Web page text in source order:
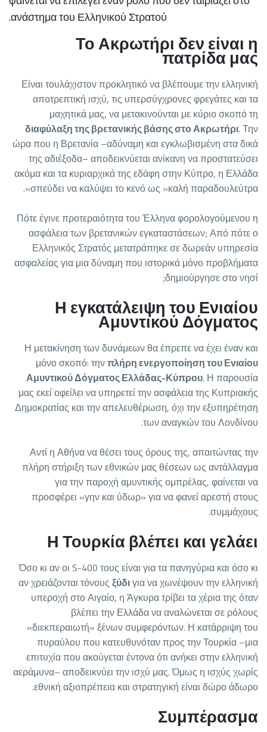
ανάστημα του Ελληνικού Στρατού.
Το Ακρωτήρι δεν είναι η
πατρίδα μας
Είναι τουλάχιστον προκλητικό να βλέπουμε την ελληνική
αποτρεπτική ισχύ, τις υπερσύγχρονες φρεγάτες και τα
μαχητικά μας, να μετακινούνται με κύριο σκοπό τη
διαφύλαξη της βρετανικής βάσης στο Ακρωτήρι. Την
ώρα που η Βρετανία –αδύναμη και εγκλωβισμένη στα δικά
της αδιέξοδα– αποδεικνύεται ανίκανη να προστατεύσει
ακόμα και τα κυριαρχικά της εδάφη στην Κύπρο, η Ελλάδα
σπεύδει να καλύψει το κενό ως «καλή παραδουλεύτρα».
Πότε έγινε προτεραιότητα του Έλληνα φορολογούμενου η
ασφάλεια των βρετανικών εγκαταστάσεων; Από πότε ο
Ελληνικός Στρατός μετατράπηκε σε δωρεάν υπηρεσία
ασφαλείας για μια δύναμη που ιστορικά μόνο προβλήματα
δημιούργησε στο νησί;
Η εγκατάλειψη του Ενιαίου
Αμυντικού Δόγματος
Η μετακίνηση των δυνάμεων θα έπρεπε να έχει έναν και
μόνο σκοπό: τηνπλήρη ενεργοποίηση του Ενιαίου
Αμυντικού Δόγματος Ελλάδας-Κύπρου. Η παρουσία
μας εκεί οφείλει να υπηρετεί την ασφάλεια της Κυπριακής
Δημοκρατίας και την απελευθέρωση, όχι την εξυπηρέτηση
των αναγκών του Λονδίνου.
Αντί η Αθήνα να θέσει τους όρους της, απαιτώντας την
πλήρη στήριξη των εθνικών μας θέσεων ως αντάλλαγμα
για την παροχή αμυντικής ομπρέλας, φαίνεται να
προσφέρει «γην και ύδωρ» για να φανεί αρεστή στους
συμμάχους.
Η Τουρκία βλέπει και γελάει
Όσο κι αν οι S-400 τους είναι για τα πανηγύρια και όσο κι
αν χρειάζονται τόνουςξύδιγια να χωνέψουν την ελληνική
υπεροχή στο Αιγαίο, η Άγκυρα τρίβει τα χέρια της όταν
βλέπει την Ελλάδα να αναλώνεται σε ρόλους
«διεκπεραιωτή» ξένων συμφερόντων. Η κατάρριψη του
πυραύλου που κατευθυνόταν προς την Τουρκία –μια
επιτυχία που ακούγεται έντονα ότι ανήκει στην ελληνική
αεράμυνα– αποδεικνύει την ισχύ μας. Όμως η ισχύς χωρίς
εθνική αξιοπρέπεια και στρατηγική είναι δώρο άδωρο.
Συμπέρασμα